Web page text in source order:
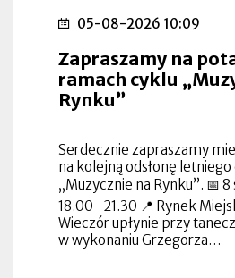
05-08-2026 10:09
Zapraszamy na
ramach cyklu
Rynku”
Serdecznie zapraszamy
na kolejną odsłonę letniego
„Muzycznie na Rynku”. 📅
18.00–21.30 📍 Rynek
Wieczór upłynie przy
w wykonaniu Grzegorza…